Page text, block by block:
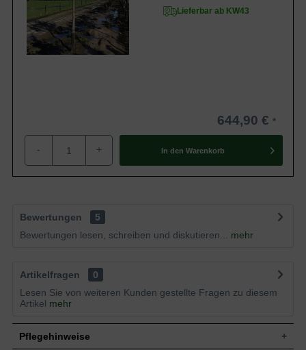
Lieferbar ab KW43
644,90 €
- + In den Warenkorb
Bewertungen
5
Bewertungen lesen, schreiben und diskutieren...
mehr
Artikelfragen
0
Lesen Sie von weiteren Kunden gestellte Fragen zu diesem
Artikel mehr
Pflegehinweise